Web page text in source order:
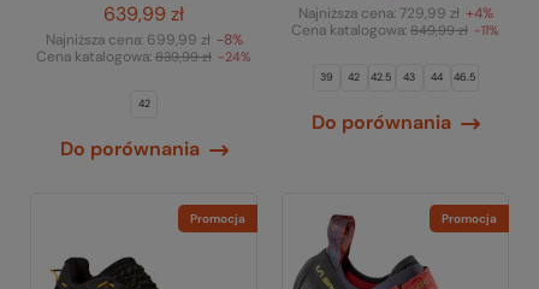
639,99 zł
Najniższa cena: 699,99 zł -8%
Cena katalogowa: 839,99 zł -24%
42
Do porównania
Najniższa cena: 729,99 zł +4%
Cena katalogowa: 849,99 zł -11%
39 42 42.5 43 44 46.5
Do porównania
Promocja Promocja